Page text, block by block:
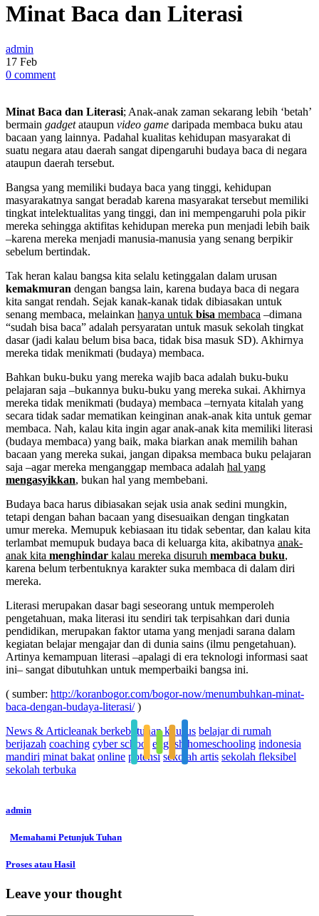
Minat Baca dan Literasi
admin
17 Feb
0 comment
Minat Baca dan Literasi; Anak-anak zaman sekarang lebih ‘betah’
bermain gadgetataupun video game daripada membaca buku atau
bacaan yang lainnya. Padahal kualitas kehidupan masyarakat di
suatu negara atau daerah sangat dipengaruhi budaya baca di negara
ataupun daerah tersebut.
Bangsa yang memiliki budaya baca yang tinggi, kehidupan
masyarakatnya sangat beradab karena masyarakat tersebut memiliki
tingkat intelektualitas yang tinggi, dan ini mempengaruhi pola pikir
mereka sehingga aktifitas kehidupan mereka pun menjadi lebih baik
–karena mereka menjadi manusia-manusia yang senang berpikir
sebelum bertindak.
Tak heran kalau bangsa kita selalu ketinggalan dalam urusan
kemakmuran dengan bangsa lain, karena budaya baca di negara
kita sangat rendah. Sejak kanak-kanak tidak dibiasakan untuk
senang membaca, melainkan hanya untuk bisa membaca –dimana
“sudah bisa baca” adalah persyaratan untuk masuk sekolah tingkat
dasar (jadi kalau belum bisa baca, tidak bisa masuk SD). Akhirnya
mereka tidak menikmati (budaya) membaca.
Bahkan buku-buku yang mereka wajib baca adalah buku-buku
pelajaran saja –bukannya buku-buku yang mereka sukai. Akhirnya
mereka tidak menikmati (budaya) membaca –ternyata kitalah yang
secara tidak sadar mematikan keinginan anak-anak kita untuk gemar
membaca. Nah, kalau kita ingin agar anak-anak kita memiliki literasi
(budaya membaca) yang baik, maka biarkan anak memilih bahan
bacaan yang mereka sukai, jangan dipaksa membaca buku pelajaran
saja –agar mereka menganggap membaca adalah hal yang
mengasyikkan, bukan hal yang membebani.
Budaya baca harus dibiasakan sejak usia anak sedini mungkin,
tetapi dengan bahan bacaan yang disesuaikan dengan tingkatan
umur mereka. Memupuk kebiasaan itu tidak sebentar, dan kalau kita
terlambat memupuk budaya baca di keluarga kita, akibatnya anak-
anak kita menghindar kalau mereka disuruh membaca buku,
karena belum terbentuknya karakter suka membaca di dalam diri
mereka.
Literasi merupakan dasar bagi seseorang untuk memperoleh
pengetahuan, maka literasi itu sendiri tak terpisahkan dari dunia
pendidikan, merupakan faktor utama yang menjadi sarana dalam
kegiatan belajar mengajar dan di dunia sains (ilmu pengetahuan).
Artinya kemampuan literasi –apalagi di era teknologi informasi saat
ini– sangat dibutuhkan untuk memperbaiki bangsa ini.
( sumber: http://koranbogor.com/bogor-now/menumbuhkan-minat-
baca-dengan-budaya-literasi/)
News & Articleanak berkebutuhan khusus belajar di rumah
berijazah coaching cyber school english homeschooling indonesia
mandiri minat bakat online potensi sekolah artis sekolah fleksibel
sekolah terbuka
admin
Memahami Petunjuk Tuhan
Proses atau Hasil
Leave your thought